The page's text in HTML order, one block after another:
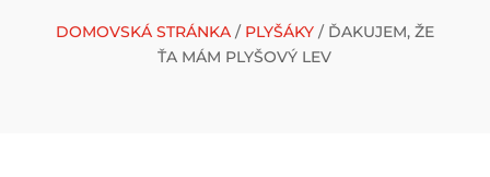
DOMOVSKÁ STRÁNKA/ PLYŠÁKY/ ĎAKUJEM, ŽE
ŤA MÁM PLYŠOVÝ LEV